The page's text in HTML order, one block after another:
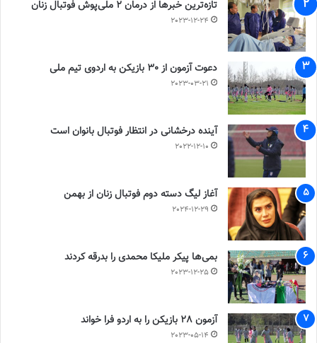
تازه‌ترین خبرها از درمان ۲ ملی‌پوش فوتبال زنان
2023-12-24
دعوت آزمون از 30 بازیکن به اردوی تیم ملی
2023-03-21
آینده درخشانی در انتظار فوتبال بانوان است
2022-12-10
آغاز لیگ دسته دوم فوتبال زنان از بهمن
2024-12-29
بمی‌ها پیکر ملیکا محمدی را بدرقه کردند
2023-12-25
آزمون 28 بازیکن را به اردو فرا خواند
2023-05-14